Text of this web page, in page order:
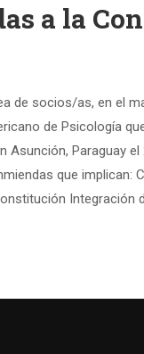
a la
de socios/as, en el
de Psicología
Asunción, Paraguay el
que implican:
Integración